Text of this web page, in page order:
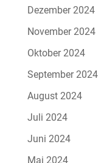
Dezember 2024
November 2024
Oktober 2024
September 2024
August 2024
Juli 2024
Juni 2024
Mai 2024